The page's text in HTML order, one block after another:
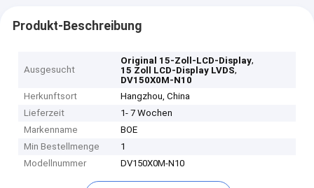
Produkt-Beschreibung
Ausgesucht
Original 15-Zoll-LCD-Display,
15 Zoll LCD-Display LVDS,
DV150X0M-N10
Herkunftsort
Hangzhou, China
Lieferzeit
1- 7 Wochen
Markenname
BOE
Min Bestellmenge
1
Modellnummer
DV150X0M-N10